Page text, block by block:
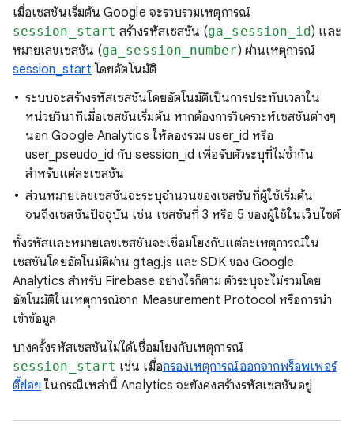
เมื่อเซสชันเริ่มต้น Google จะรวบรวมเหตุการณ์
session_start สร้างรหัสเซสชัน (ga_session_id) และ
หมายเลขเซสชัน (ga_session_number) ผ่านเหตุการณ์
session_start โดยอัตโนมัติ
ระบบจะสร้างรหัสเซสชันโดยอัตโนมัติเป็นการประทับเวลาใน
หน่วยวินาทีเมื่อเซสชันเริ่มต้น หากต้องการวิเคราะห์เซสชันต่างๆ
นอก Google Analytics ให้ลองรวม user_id หรือ
user_pseudo_id กับ session_id เพื่อรับตัวระบุที่ไม่ซ้ำกัน
สำหรับแต่ละเซสชัน
ส่วนหมายเลขเซสชันจะระบุจำนวนของเซสชันที่ผู้ใช้เริ่มต้น
จนถึงเซสชันปัจจุบัน เช่น เซสชันที่ 3 หรือ 5 ของผู้ใช้ในเว็บไซต์
ทั้งรหัสและหมายเลขเซสชันจะเชื่อมโยงกับแต่ละเหตุการณ์ใน
เซสชันโดยอัตโนมัติผ่าน gtag.js และ SDK ของ Google
Analytics สำหรับ Firebase อย่างไรก็ตาม ตัวระบุจะไม่รวมโดย
อัตโนมัติในเหตุการณ์จาก Measurement Protocol หรือการนํา
เข้าข้อมูล
บางครั้งรหัสเซสชันไม่ได้เชื่อมโยงกับเหตุการณ์
session_start เช่น เมื่อกรองเหตุการณ์ออกจากพร็อพเพอร์
ตี้ย่อย ในกรณีเหล่านี้ Analytics จะยังคงสร้างรหัสเซสชันอยู่